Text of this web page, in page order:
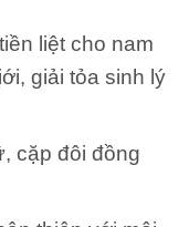
liệt cho nam
giải tỏa sinh lý
cặp đôi đồng